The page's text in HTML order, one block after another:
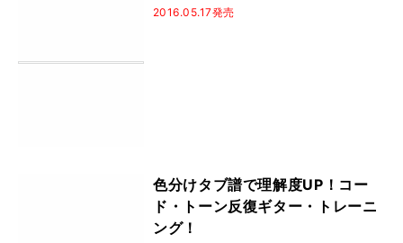
2016.05.17発売
色分けタブ譜で理解度UP！コー
ド・トーン反復ギター・トレーニ
ング！